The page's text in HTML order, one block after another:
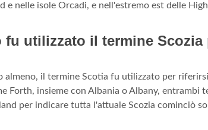
e nelle isole Orcadi, e nell'estremo est delle
fu utilizzato il termine
almeno, il termine Scotia fu utilizzato per
Forth, insieme con Albania o Albany, entrambi
per indicare tutta l'attuale Scozia cominciò